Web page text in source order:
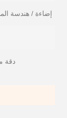
إضاءة / هندسة
دقة